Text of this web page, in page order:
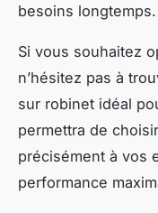
besoins longtemps.
Si vous souhaitez
n’hésitez pas à
sur robinet idéal
permettra de
précisément à vos
performance